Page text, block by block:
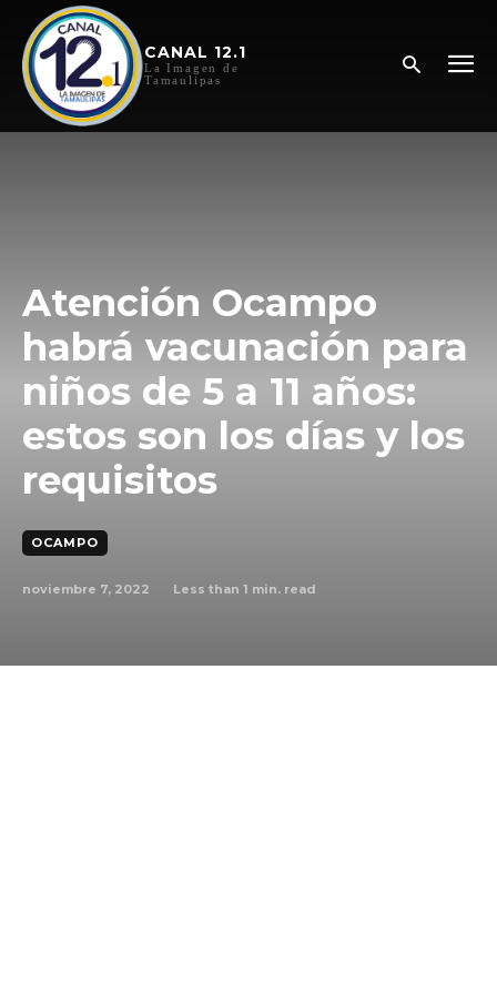
CANAL 12.1
La Imagen de
Tamaulipas
Atención Ocampo
habrá vacunación para
niños de 5 a 11 años:
estos son los días y los
requisitos
OCAMPO
noviembre 7, 2022 Less than 1 min. read